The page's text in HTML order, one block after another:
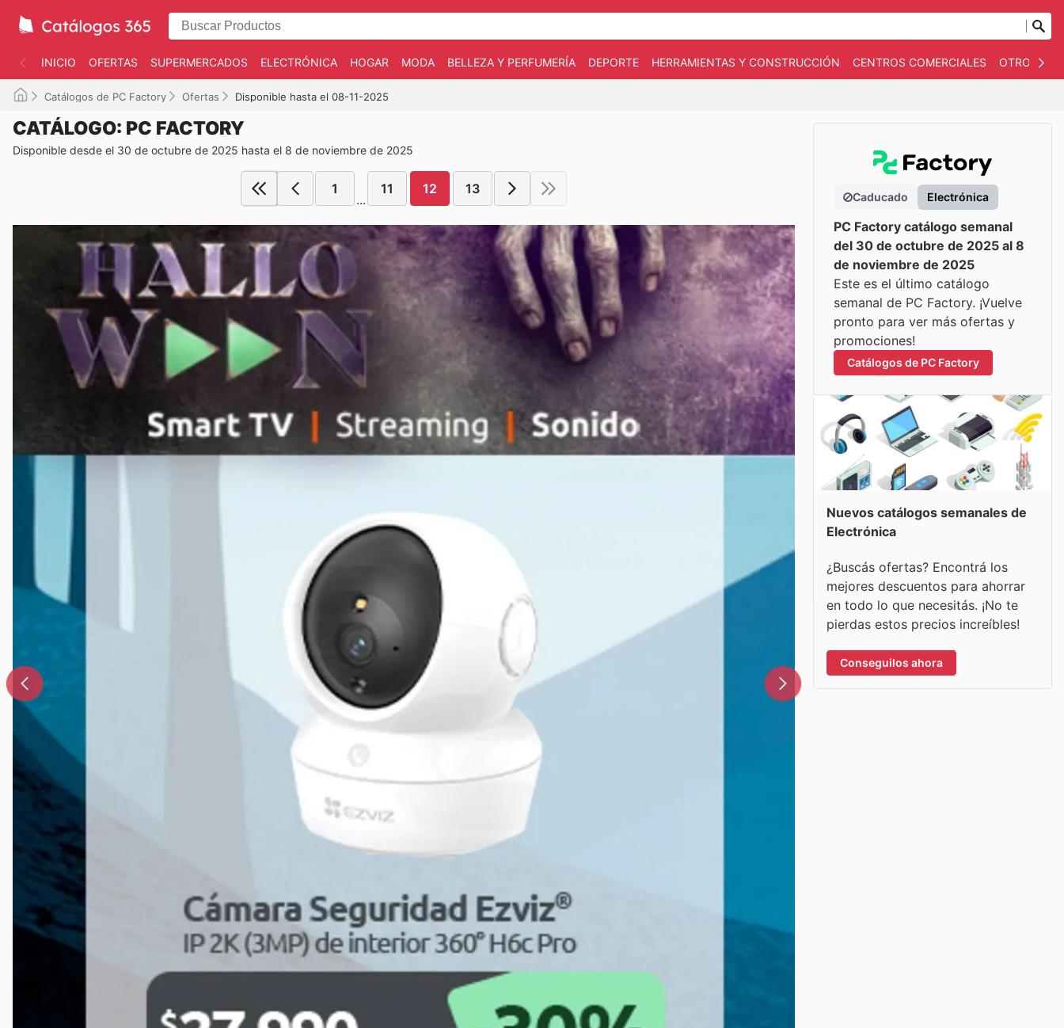
INICIO OFERTAS SUPERMERCADOS ELECTRÓNICA HOGAR MODA BELLEZA Y PERFUMERÍA DEPORTE HERRAMIENTAS Y CONSTRUCCIÓN CENTROS COMERCIALES OTROS
Catálogos de PC Factory Ofertas Disponible hasta el 08-11-2025
CATÁLOGO: PC FACTORY
Disponible desde el 30 de octubre de 2025 hasta el 8 de noviembre de 2025
1
...
11 12 13
Caducado Electrónica
PC Factory catálogo semanal
del 30 de octubre de 2025 al 8
de noviembre de 2025
Este es el último catálogo
semanal de PC Factory. ¡Vuelve
pronto para ver más ofertas y
promociones!
Catálogos de PC Factory
Nuevos catálogos semanales de
Electrónica
¿Buscás ofertas? Encontrá los
mejores descuentos para ahorrar
en todo lo que necesitás. ¡No te
pierdas estos precios increíbles!
Conseguilos ahora